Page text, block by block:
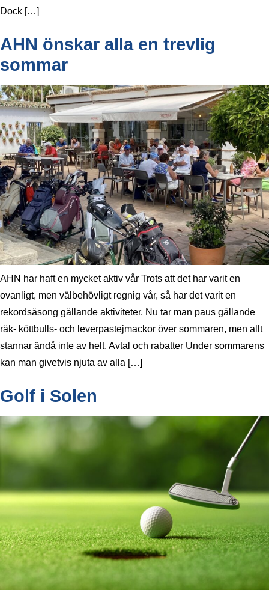
Dock […]
AHN önskar alla en trevlig
sommar
AHN har haft en mycket aktiv vår Trots att det har varit en
ovanligt, men välbehövligt regnig vår, så har det varit en
rekordsäsong gällande aktiviteter. Nu tar man paus gällande
räk- köttbulls- och leverpastejmackor över sommaren, men allt
stannar ändå inte av helt. Avtal och rabatter Under sommarens
kan man givetvis njuta av alla […]
Golf i Solen